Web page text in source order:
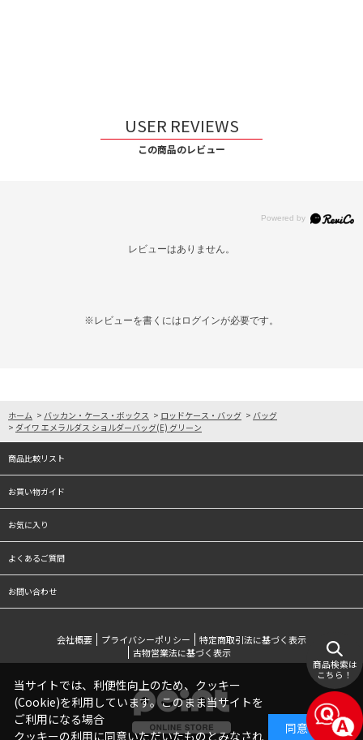
USER REVIEWS
この商品のレビュー
レビューはありません。
※レビューを書くには ログインが必要です。
ホーム > バッカン・ケース・ボックス > ロッドケース・バッグ > バッグ
> ダイワ エメラルダス ショルダーバッグ(E) グリーン
商品比較リスト
お買い物ガイド
お気に入り
よくあるご質問
お問い合わせ
会社概要 プライバシーポリシー
特定商取引法に基づく表示
古物営業法に基づく表示
商品検索は
こちら！
当サイトでは、利便性向上のため、クッキー
(Cookie)を利用しています。このまま当サイトを
ご利用になる場合
クッキーの利用に同意いただいたものとみなされ
同意する